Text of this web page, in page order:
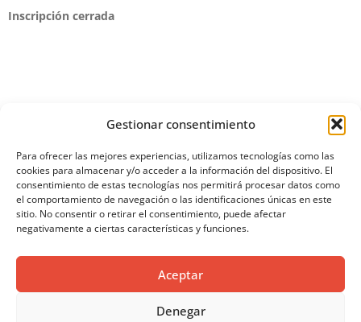
Gestionar consentimiento
Para ofrecer las mejores experiencias, utilizamos tecnologías como las
cookies para almacenar y/o acceder a la información del dispositivo. El
consentimiento de estas tecnologías nos permitirá procesar datos como
el comportamiento de navegación o las identificaciones únicas en este
sitio. No consentir o retirar el consentimiento, puede afectar
negativamente a ciertas características y funciones.
Aceptar
Denegar
Inscripción cerrada
SÍGUENOS EN REDES
SOCIALES
CITA PREVIA
POLÍTICA DE PRIVACIDAD